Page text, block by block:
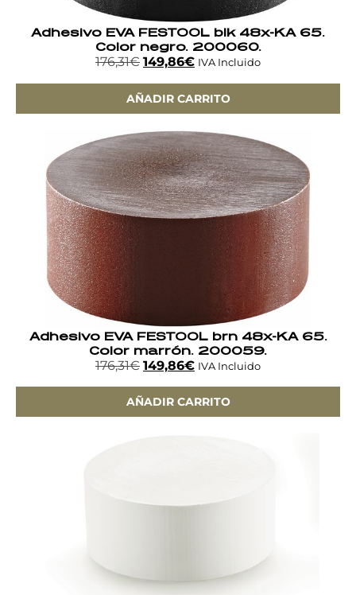
Adhesivo EVA FESTOOL blk 48x-KA 65.
Color negro. 200060.
176,31€ 149,86€ IVA Incluido
AÑADIR CARRITO
Adhesivo EVA FESTOOL brn 48x-KA 65.
Color marrón. 200059.
176,31€ 149,86€ IVA Incluido
AÑADIR CARRITO